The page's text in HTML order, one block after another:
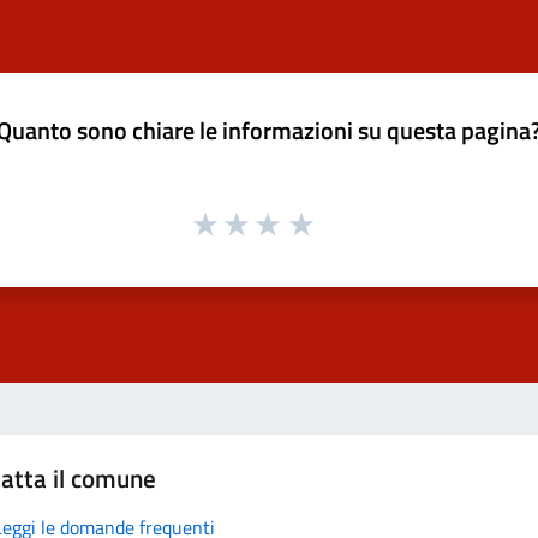
sono chiare le informazioni su questa
il comune
le domande frequenti